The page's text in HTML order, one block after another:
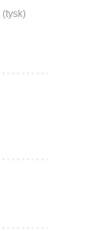
(tysk)